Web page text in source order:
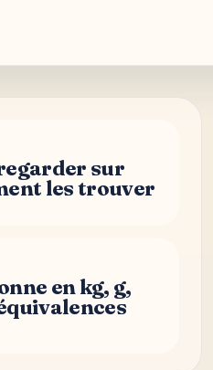
sur
les trouver
en kg, g,